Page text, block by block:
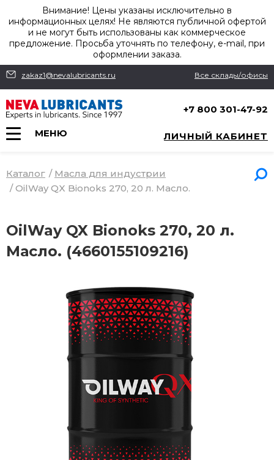
Внимание! Цены указаны исключительно в
информационных целях! Не являются публичной офертой
и не могут быть использованы как коммерческое
предложение. Просьба уточнять по телефону, e-mail, при
оформлении заказа.
zakaz1@nevalubricants.ru Все склады/офисы
+7 800 301-47-92
МЕНЮ ЛИЧНЫЙ КАБИНЕТ
Каталог / Масла для индустрии
/ OilWay QX Bionoks 270, 20 л. Масло.
OilWay QX Bionoks 270, 20 л.
Масло. (4660155109216)